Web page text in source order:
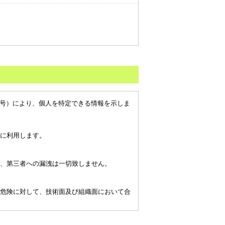
）により、個人を特定できる情報を示しま
利用します。
第三者への漏洩は一切致しません。
険に対して、技術面及び組織面において合